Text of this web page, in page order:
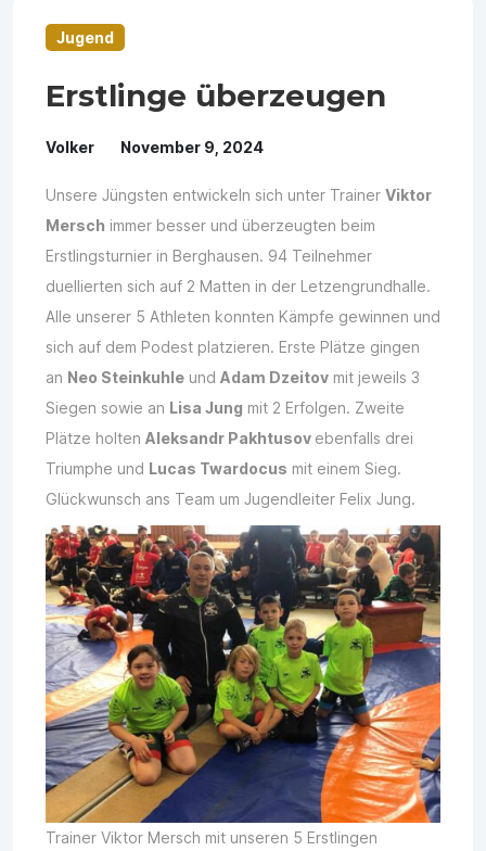
Jugend
Erstlinge überzeugen
Volker November 9, 2024
Unsere Jüngsten entwickeln sich unter Trainer Viktor
Mersch immer besser und überzeugten beim
Erstlingsturnier in Berghausen. 94 Teilnehmer
duellierten sich auf 2 Matten in der Letzengrundhalle.
Alle unserer 5 Athleten konnten Kämpfe gewinnen und
sich auf dem Podest platzieren. Erste Plätze gingen
an Neo Steinkuhle und Adam Dzeitov mit jeweils 3
Siegen sowie an Lisa Jung mit 2 Erfolgen. Zweite
Plätze holten Aleksandr Pakhtusov ebenfalls drei
Triumphe und Lucas Twardocus mit einem Sieg.
Glückwunsch ans Team um Jugendleiter Felix Jung.
Trainer Viktor Mersch mit unseren 5 Erstlingen